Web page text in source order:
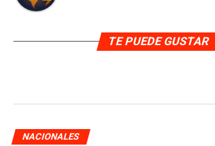
TE PUEDE GUSTAR
NACIONALES